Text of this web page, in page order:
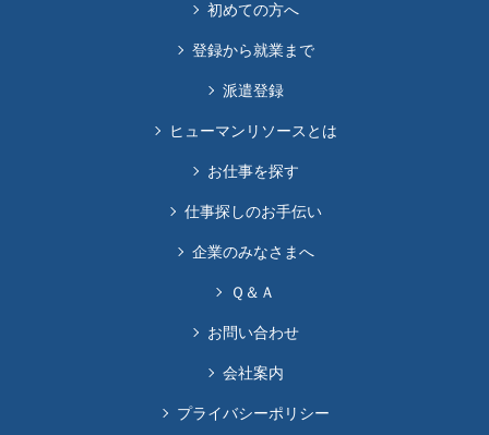
初めての方へ
登録から就業まで
派遣登録
ヒューマンリソースとは
お仕事を探す
仕事探しのお手伝い
企業のみなさまへ
Ｑ＆Ａ
お問い合わせ
会社案内
プライバシーポリシー